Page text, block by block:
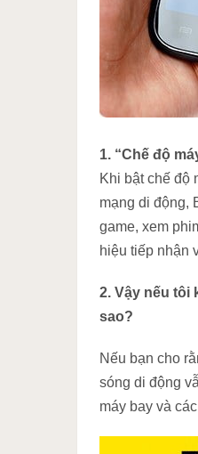
1. “Chế độ
Khi bật chế độ
mạng di động,
game, xem
hiệu tiếp nhận
2. Vậy nếu tôi
sao?
Nếu bạn cho
sóng di động
máy bay và